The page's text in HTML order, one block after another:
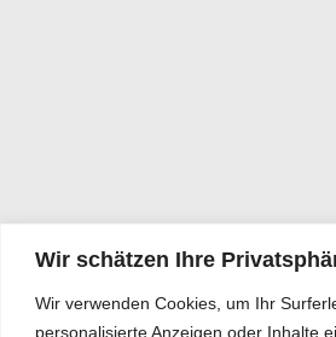
Wir schätzen Ihre
Wir verwenden Cookies, um Ihr
personalisierte Anzeigen oder Inhalte